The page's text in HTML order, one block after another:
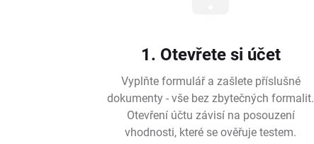
1. Otevřete si účet
Vyplňte formulář a zašlete příslušné
dokumenty - vše bez zbytečných formalit.
Otevření účtu závisí na posouzení
vhodnosti, které se ověřuje testem.